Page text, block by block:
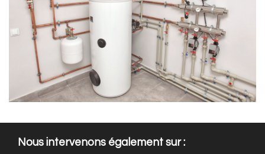
Nous intervenons également sur :